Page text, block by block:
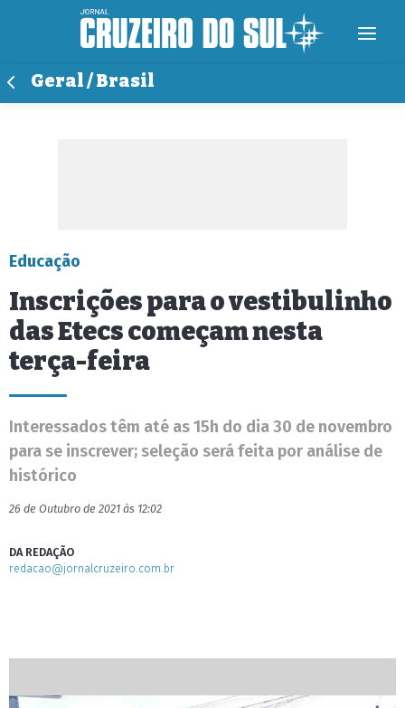
Geral / Brasil
Educação
Inscrições para o vestibulinho
das Etecs começam nesta
terça-feira
Interessados têm até as 15h do dia 30 de novembro
para se inscrever; seleção será feita por análise de
histórico
26 de Outubro de 2021 às 12:02
DA REDAÇÃO
redacao@jornalcruzeiro.com.br